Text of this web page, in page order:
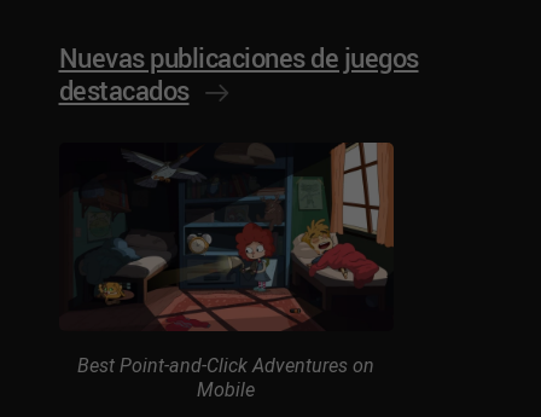
Nuevas publicaciones de juegos
destacados
Best Point-and-Click Adventures on
Mobile